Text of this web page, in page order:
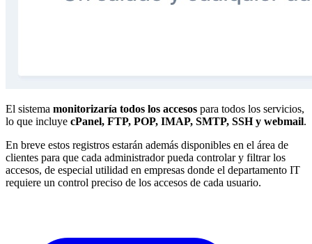
El sistema monitorizaría todos los accesos para todos los servicios,
lo que incluye cPanel, FTP, POP, IMAP, SMTP, SSH y webmail.
En breve estos registros estarán además disponibles en el área de
clientes para que cada administrador pueda controlar y filtrar los
accesos, de especial utilidad en empresas donde el departamento IT
requiere un control preciso de los accesos de cada usuario.